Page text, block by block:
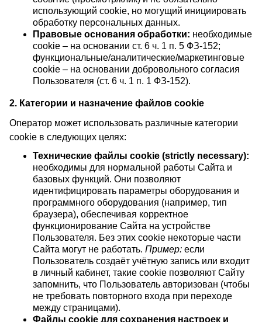
использующий cookie, но могущий инициировать
обработку персональных данных.
Правовые основания обработки: необходимые
cookie – на основании ст. 6 ч. 1 п. 5 ФЗ-152;
функциональные/аналитические/маркетинговые
cookie – на основании добровольного согласия
Пользователя (ст. 6 ч. 1 п. 1 ФЗ-152).
2. Категории и назначение файлов cookie
Оператор может использовать различные категории
cookie в следующих целях:
Технические файлы cookie (strictly necessary):
необходимы для нормальной работы Сайта и
базовых функций. Они позволяют
идентифицировать параметры оборудования и
программного оборудования (например, тип
браузера), обеспечивая корректное
функционирование Сайта на устройстве
Пользователя. Без этих cookie некоторые части
Сайта могут не работать. Пример: если
Пользователь создаёт учётную запись или входит
в личный кабинет, такие cookie позволяют Сайту
запомнить, что Пользователь авторизован (чтобы
не требовать повторного входа при переходе
между страницами).
Файлы cookie для сохранения настроек и